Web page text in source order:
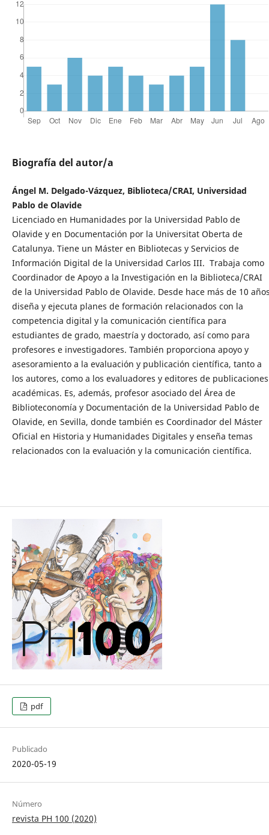
Biografía del autor/a
Ángel M. Delgado-Vázquez, Biblioteca/CRAI, Universidad
Pablo de Olavide
Licenciado en Humanidades por la Universidad Pablo de
Olavide y en Documentación por la Universitat Oberta de
Catalunya. Tiene un Máster en Bibliotecas y Servicios de
Información Digital de la Universidad Carlos III. Trabaja como
Coordinador de Apoyo a la Investigación en la Biblioteca/CRAI
de la Universidad Pablo de Olavide. Desde hace más de 10
diseña y ejecuta planes de formación relacionados con la
competencia digital y la comunicación científica para
estudiantes de grado, maestría y doctorado, así como para
profesores e investigadores. También proporciona apoyo y
asesoramiento a la evaluación y publicación científica, tanto a
los autores, como a los evaluadores y editores de publicaciones
académicas. Es, además, profesor asociado del Área de
Biblioteconomía y Documentación de la Universidad Pablo de
Olavide, en Sevilla, donde también es Coordinador del Máster
Oficial en Historia y Humanidades Digitales y enseña temas
relacionados con la evaluación y la comunicación científica.
pdf
Publicado
2020-05-19
Número
revista PH 100 (2020)